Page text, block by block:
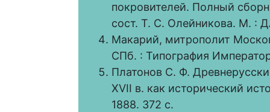
покровителей. Полный
сост. Т. С. Олейникова. М. :
Макарий, митрополит
СПб. : Типография
Платонов С. Ф.
XVII в. как исторический
1888. 372 с.